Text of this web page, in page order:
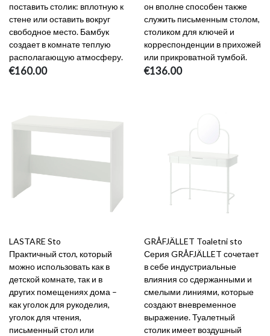
поставить столик: вплотную к
стене или оставить вокруг
свободное место. Бамбук
создает в комнате теплую
располагающую атмосферу.
€160.00
он вполне способен также
служить письменным столом,
столиком для ключей и
корреспонденции в прихожей
или прикроватной тумбой.
€136.00
LASTARE Sto
Практичный стол, который
можно использовать как в
детской комнате, так и в
других помещениях дома –
как уголок для рукоделия,
уголок для чтения,
письменный стол или
GRÅFJÄLLET Toaletni sto
Серия GRÅFJÄLLET сочетает
в себе индустриальные
влияния со сдержанными и
смелыми линиями, которые
создают вневременное
выражение. Туалетный
столик имеет воздушный